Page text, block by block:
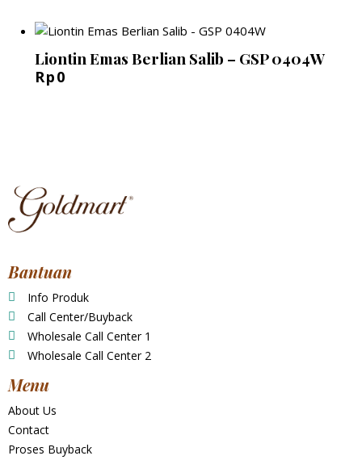
Liontin Emas Berlian Salib – GSP 0404W
Rp0
Bantuan
Info Produk
Call Center/Buyback
Wholesale Call Center 1
Wholesale Call Center 2
Menu
About Us
Contact
Proses Buyback